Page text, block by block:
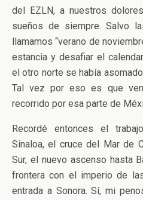
del EZLN, a nuestros
sueños de siempre. Salvo
llamamos “verano de
estancia y desafiar el
el otro norte se había
Tal vez por eso es que
recorrido por esa parte de
Recordé entonces el
Sinaloa, el cruce del Mar de
Sur, el nuevo ascenso hasta
frontera con el imperio de
entrada a Sonora. Sí, mi